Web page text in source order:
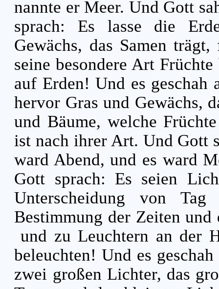
nannte er Meer. Und Gott
sprach: Es lasse die
Gewächs, das Samen
seine besondere Art
auf Erden! Und es geschah
hervor Gras und Gewächs,
und Bäume, welche
ist nach ihrer Art. Und Gott
ward Abend, und es ward
Gott sprach: Es seien
Unterscheidung von
Bestimmung der Zeiten
und zu Leuchtern an der
beleuchten! Und es
zwei großen Lichter, das